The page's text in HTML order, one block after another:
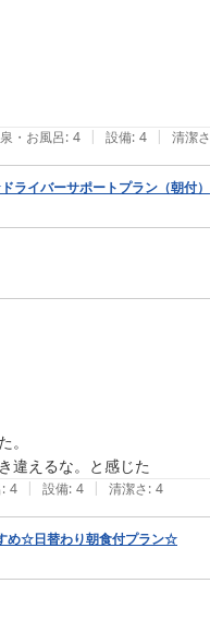
・お風呂: 4 | 設備: 4 | 清潔さ
イバーサポートプラン（朝付）
。
: 4 | 設備: 4 | 清潔さ: 4
め☆日替わり朝食付プラン☆